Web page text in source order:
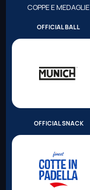
COPPE E MEDAGLIE
OFFICIAL BALL
OFFICIAL SNACK